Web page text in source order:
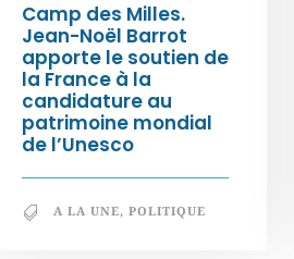
Camp des Milles.
Jean-Noël Barrot
apporte le soutien de
la France à la
candidature au
patrimoine mondial
de l’Unesco
A LA UNE, POLITIQUE